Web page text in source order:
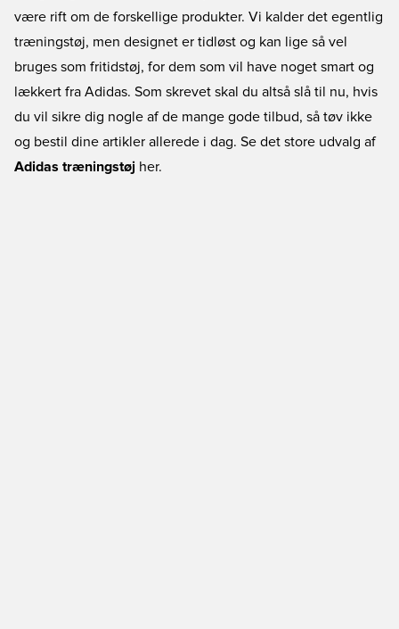
være rift om de forskellige produkter. Vi kalder det egentlig
træningstøj, men designet er tidløst og kan lige så vel
bruges som fritidstøj, for dem som vil have noget smart og
lækkert fra Adidas. Som skrevet skal du altså slå til nu, hvis
du vil sikre dig nogle af de mange gode tilbud, så tøv ikke
og bestil dine artikler allerede i dag. Se det store udvalg af
Adidas træningstøj her.